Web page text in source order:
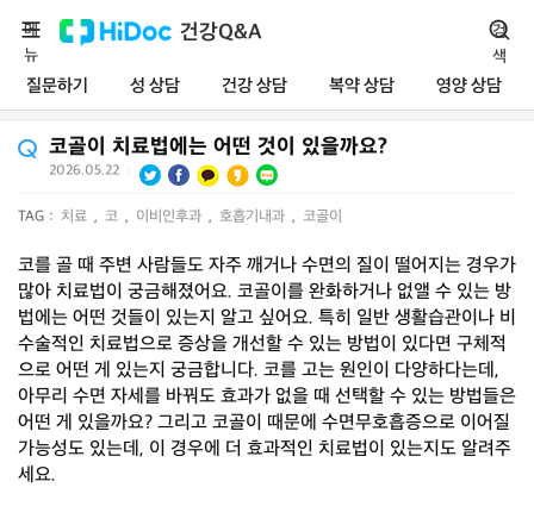
건강Q&A
질문하기 성 상담 건강 상담 복약 상담 영양 상담
메
뉴
검
색
코골이 치료법에는 어떤 것이 있을까요?
2026.05.22
TAG : 치료 , 코 , 이비인후과 , 호흡기내과 , 코골이
코를 골 때 주변 사람들도 자주 깨거나 수면의 질이 떨어지는 경우가
많아 치료법이 궁금해졌어요. 코골이를 완화하거나 없앨 수 있는 방
법에는 어떤 것들이 있는지 알고 싶어요. 특히 일반 생활습관이나 비
수술적인 치료법으로 증상을 개선할 수 있는 방법이 있다면 구체적
으로 어떤 게 있는지 궁금합니다. 코를 고는 원인이 다양하다는데,
아무리 수면 자세를 바꿔도 효과가 없을 때 선택할 수 있는 방법들은
어떤 게 있을까요? 그리고 코골이 때문에 수면무호흡증으로 이어질
가능성도 있는데, 이 경우에 더 효과적인 치료법이 있는지도 알려주
세요.